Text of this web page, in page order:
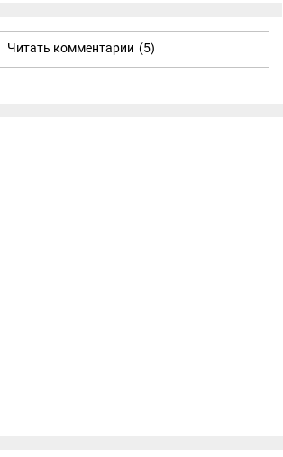
Читать комментарии (5)